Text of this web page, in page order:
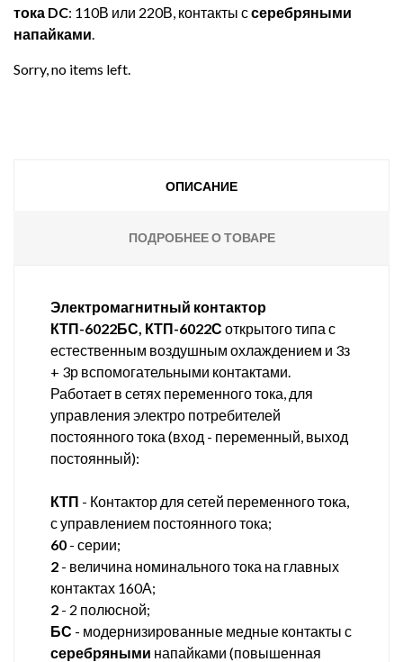
тока DC: 110В или 220В, контакты ссеребряными
напайками
Sorry, no items left.
ОПИСАНИЕ
ПОДРОБНЕЕ О ТОВАРЕ
Электромагнитный контактор
КТП-6022БС, КТП-6022С открытого типа с
естественным воздушным охлаждением и 3з
+ 3р вспомогательными контактами.
Работает в сетях переменного тока, для
управления электро потребителей
постоянного тока (вход - переменный, выход
постоянный):
КТП - Контактор для сетей переменного тока,
с управлением постоянного тока;
60 - серии;
2 - величина номинального тока на главных
контактах 160А;
2 - 2 полюсной;
БС - модернизированные медные контакты с
серебряными напайками (повышенная